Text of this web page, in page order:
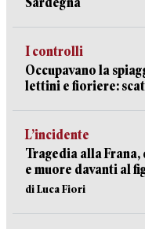
I controlli
Occupavano la
lettini e fioriere:
L’incidente
Tragedia alla
e muore davanti al
di Luca Fiori